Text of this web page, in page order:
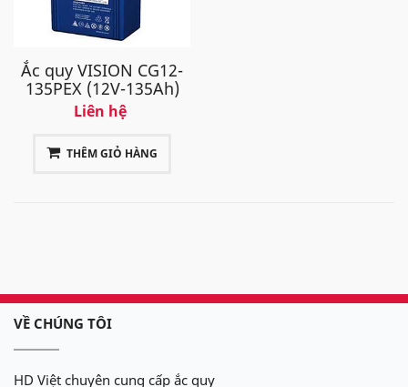
Ắc quy VISION CG12-
135PEX (12V-135Ah)
Liên hệ
THÊM GIỎ HÀNG
VỀ CHÚNG TÔI
HD Việt chuyên cung cấp ắc quy